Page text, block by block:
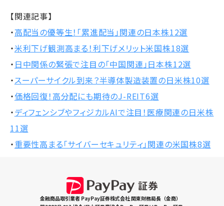
【関連記事】
・高配当の優等生！「累進配当」関連の日本株12選
・米利下げ観測高まる！利下げメリット米国株18選
・ 日中関係の緊張で注目の「中国関連」日本株12選
・スーパーサイクル到来？半導体製造装置の日米株10選
・価格回復！高分配にも期待のJ-REIT6選
・ディフェンシブやフィジカルAIで注目！医療関連の日米株
11選
・重要性高まる「サイバーセキュリティ」関連の米国株8選
金融商品取引業者 PayPay証券株式会社 関東財務局長（金商）